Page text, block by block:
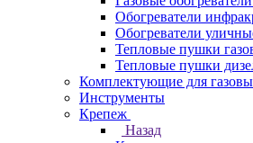
Обогреватели
Обогреватели
Тепловые пушки
Тепловые пушки
Комплектующие для
Инструменты
Крепеж
Назад